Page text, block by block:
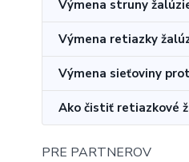
Výmena struny
Výmena retiazky
Výmena sieťoviny
Ako čistiť retiazkové
PRE PARTNEROV